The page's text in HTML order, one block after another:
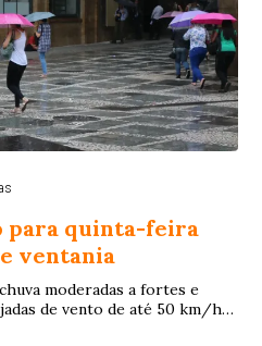
para quinta-feira
e ventania
moderadas a fortes e
de vento de até 50 km/h